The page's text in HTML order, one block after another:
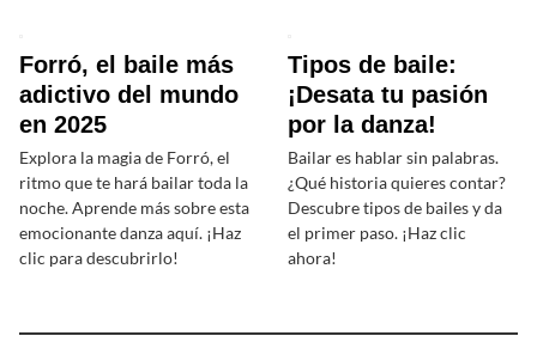
Forró, el baile más
adictivo del mundo
en 2025
Explora la magia de Forró, el
ritmo que te hará bailar toda la
noche. Aprende más sobre esta
emocionante danza aquí. ¡Haz
clic para descubrirlo!
Tipos de baile:
¡Desata tu pasión
por la danza!
Bailar es hablar sin palabras.
¿Qué historia quieres contar?
Descubre tipos de bailes y da
el primer paso. ¡Haz clic
ahora!